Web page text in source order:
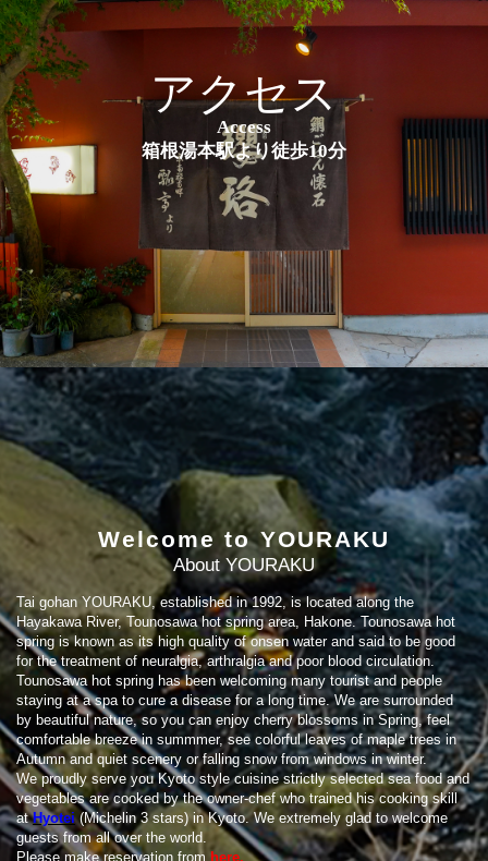
アクセス
Access
箱根湯本駅より徒歩10分
Welcome to YOURAKU
About YOURAKU
Tai gohan YOURAKU, established in 1992, is located along the
Hayakawa River, Tounosawa hot spring area, Hakone. Tounosawa hot
spring is known as its high quality of onsen water and said to be good
for the treatment of neuralgia, arthralgia and poor blood circulation.
Tounosawa hot spring has been welcoming many tourist and people
staying at a spa to cure a disease for a long time. We are surrounded
by beautiful nature, so you can enjoy cherry blossoms in Spring, feel
comfortable breeze in summmer, see colorful leaves of maple trees in
Autumn and quiet scenery or falling snow from windows in winter.
We proudly serve you Kyoto style cuisine strictly selected sea food and
vegetables are cooked by the owner-chef who trained his cooking skill
atHyotei(Michelin 3 stars) in Kyoto. We extremely glad to welcome
guests from all over the world.
Please make reservation from here.